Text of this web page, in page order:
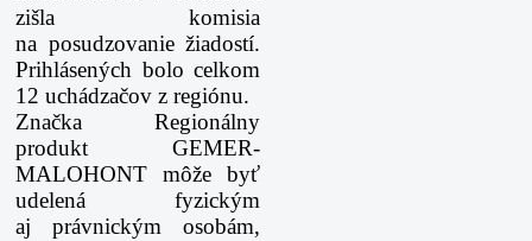
zišla komisia
na posudzovanie žiadostí.
Prihlásených bolo celkom
12 uchádzačov z regiónu.
Značka Regionálny
produkt GEMER-
MALOHONT môže byť
udelená fyzickým
aj právnickým osobám,